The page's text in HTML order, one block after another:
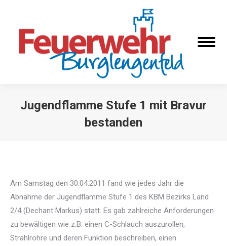
Jugendflamme Stufe 1 mit Bravur
bestanden
Am Samstag den 30.04.2011 fand wie jedes Jahr die
Abnahme der Jugendflamme Stufe 1 des KBM Bezirks Land
2/4 (Dechant Markus) statt. Es gab zahlreiche Anforderungen
zu bewältigen wie z.B. einen C-Schlauch auszurollen,
Strahlrohre und deren Funktion beschreiben, einen